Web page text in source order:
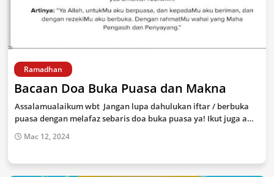
Ramadhan
Bacaan Doa Buka Puasa dan Makna
Assalamualaikum wbt Jangan lupa dahulukan iftar / berbuka
puasa dengan melafaz sebaris doa buka puasa ya! Ikut juga a…
Mac 12, 2024